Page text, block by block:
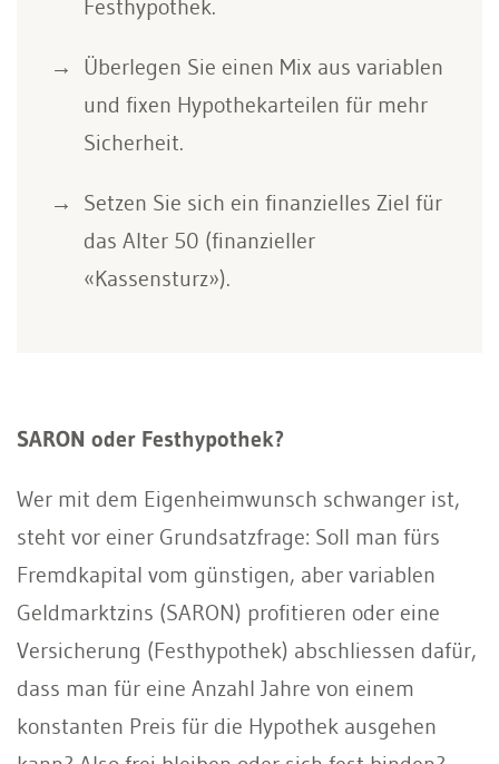
Festhypothek.
Überlegen Sie einen Mix aus variablen
und fixen Hypothekarteilen für mehr
Sicherheit.
Setzen Sie sich ein finanzielles Ziel für
das Alter 50 (finanzieller
«Kassensturz»).
SARON oder Festhypothek?
Wer mit dem Eigenheimwunsch schwanger ist,
steht vor einer Grundsatzfrage: Soll man fürs
Fremdkapital vom günstigen, aber variablen
Geldmarktzins (SARON) profitieren oder eine
Versicherung (Festhypothek) abschliessen dafür,
dass man für eine Anzahl Jahre von einem
konstanten Preis für die Hypothek ausgehen